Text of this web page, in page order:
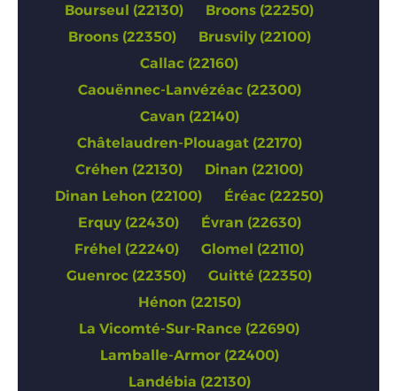
Bourseul (22130)
Broons (22250)
Broons (22350)
Brusvily (22100)
Callac (22160)
Caouënnec-Lanvézéac (22300)
Cavan (22140)
Châtelaudren-Plouagat (22170)
Créhen (22130)
Dinan (22100)
Dinan Lehon (22100)
Éréac (22250)
Erquy (22430)
Évran (22630)
Fréhel (22240)
Glomel (22110)
Guenroc (22350)
Guitté (22350)
Hénon (22150)
La Vicomté-Sur-Rance (22690)
Lamballe-Armor (22400)
Landébia (22130)